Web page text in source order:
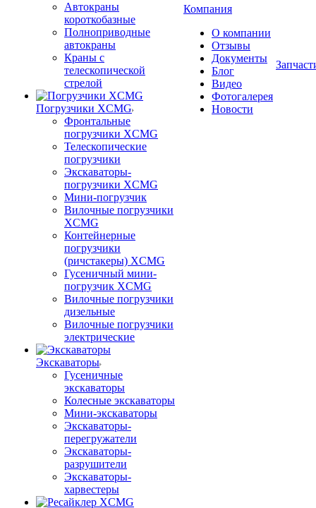
Автокраны
короткобазные
Полноприводные
автокраны
Краны с
телескопической
стрелой
Погрузчики XCMG
Фронтальные
погрузчики XCMG
Телескопические
погрузчики
Экскаваторы-
погрузчики XCMG
Мини-погрузчик
Вилочные погрузчики
XCMG
Контейнерные
погрузчики
(ричстакеры) XCMG
Гусеничный мини-
погрузчик XCMG
Вилочные погрузчики
дизельные
Вилочные погрузчики
электрические
Экскаваторы
Гусеничные
экскаваторы
Колесные экскаваторы
Мини-экскаваторы
Экскаваторы-
перегружатели
Экскаваторы-
разрушители
Экскаваторы-
харвестеры
Компания
О компании
Отзывы
Документы
Блог
Видео
Фотогалерея
Новости